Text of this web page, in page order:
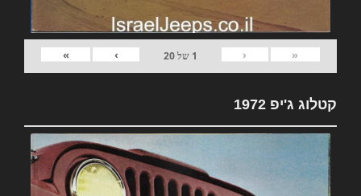
«
‹
1 של20
›
»
קטלוג ג'יפ 1972